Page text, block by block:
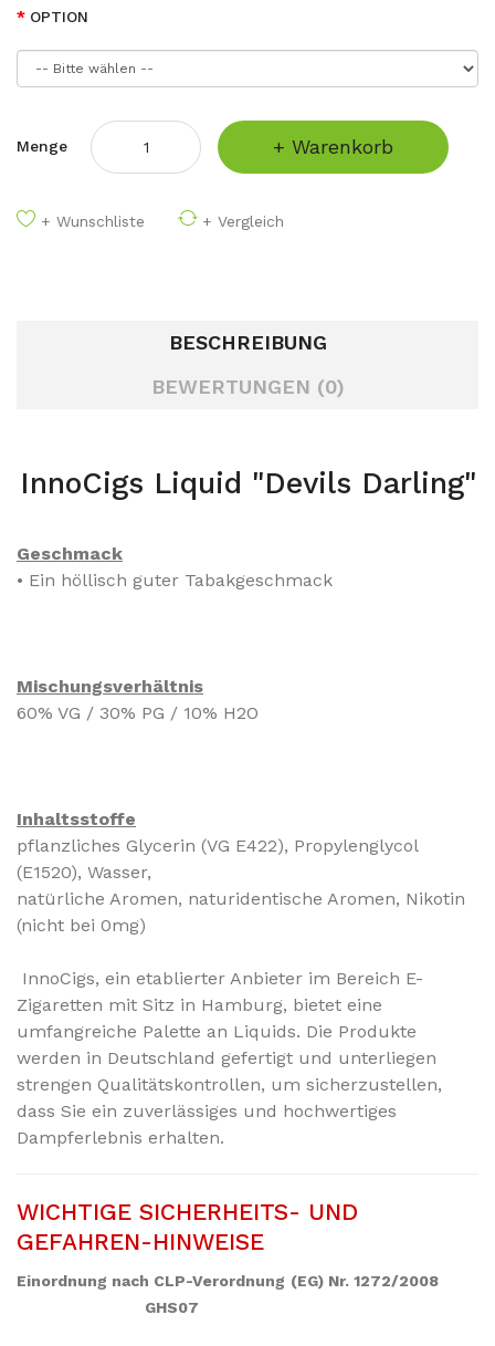
OPTION
Menge + Warenkorb
+ Wunschliste + Vergleich
BESCHREIBUNG
BEWERTUNGEN (0)
InnoCigs Liquid "Devils Darling"
Geschmack
• Ein höllisch guter Tabakgeschmack
Mischungsverhältnis
60% VG / 30% PG / 10% H2O
Inhaltsstoffe
pflanzliches Glycerin (VG E422), Propylenglycol
(E1520), Wasser,
natürliche Aromen, naturidentische Aromen, Nikotin
(nicht bei 0mg)
InnoCigs, ein etablierter Anbieter im Bereich E-
Zigaretten mit Sitz in Hamburg, bietet eine
umfangreiche Palette an Liquids. Die Produkte
werden in Deutschland gefertigt und unterliegen
strengen Qualitätskontrollen, um sicherzustellen,
dass Sie ein zuverlässiges und hochwertiges
Dampferlebnis erhalten.
WICHTIGE SICHERHEITS- UND
GEFAHREN-HINWEISE
Einordnung nach CLP-Verordnung (EG) Nr. 1272/2008
GHS07